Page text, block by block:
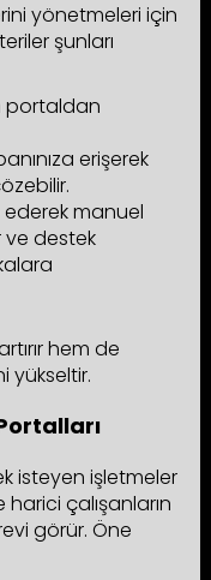
yönetmeleri için
şunları
portaldan
erişerek
ederek manuel
ve destek
hem de
yükseltir.
isteyen işletmeler
harici çalışanların
görür. Öne